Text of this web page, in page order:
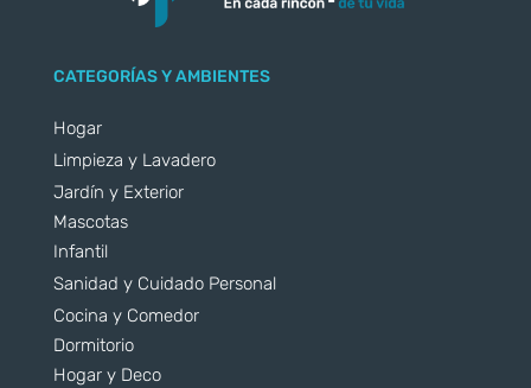
CATEGORÍAS Y AMBIENTES
Hogar
Limpieza y Lavadero
Jardín y Exterior
Mascotas
Infantil
Sanidad y Cuidado Personal
Cocina y Comedor
Dormitorio
Hogar y Deco